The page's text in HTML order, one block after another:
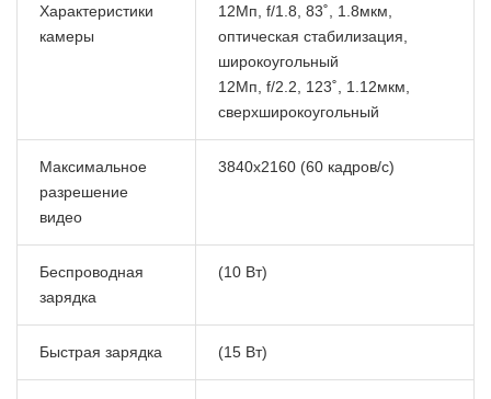
Характеристики
камеры
12Мп, f/1.8, 83˚, 1.8мкм,
оптическая стабилизация,
широкоугольный
12Мп, f/2.2, 123˚, 1.12мкм,
сверхширокоугольный
Максимальное
разрешение
видео
3840x2160 (60 кадров/с)
Беспроводная
зарядка
(10 Вт)
Быстрая зарядка (15 Вт)